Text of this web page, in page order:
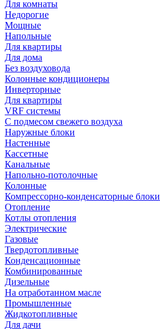
Для комнаты
Недорогие
Мощные
Напольные
Для квартиры
Для дома
Без воздуховода
Колонные кондиционеры
Инверторные
Для квартиры
VRF системы
С подмесом свежего воздуха
Наружные блоки
Настенные
Кассетные
Канальные
Напольно-потолочные
Колонные
Компрессорно-конденсаторные блоки
Отопление
Котлы отопления
Электрические
Газовые
Твердотопливные
Конденсационные
Комбинированные
Дизельные
На отработанном масле
Промышленные
Жидкотопливные
Для дачи